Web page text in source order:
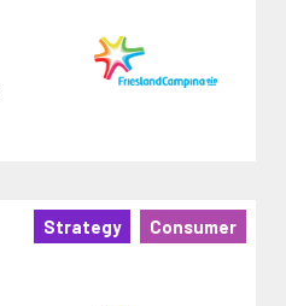
Strategy Consumer